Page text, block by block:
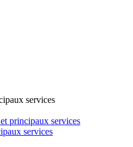
services
principaux services
services